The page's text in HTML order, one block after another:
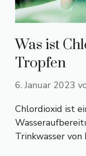
Was ist
Tropfen
6. Januar 2023
Chlordioxid ist
Trinkwasser von